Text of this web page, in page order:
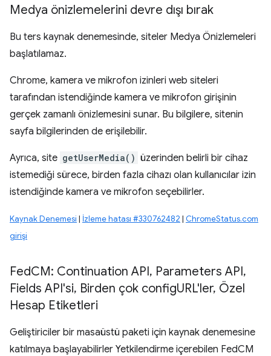
Medya önizlemelerini devre dışı bırak
Bu ters kaynak denemesinde, siteler Medya Önizlemeleri
başlatılamaz.
Chrome, kamera ve mikrofon izinleri web siteleri
tarafından istendiğinde kamera ve mikrofon girişinin
gerçek zamanlı önizlemesini sunar. Bu bilgilere, sitenin
sayfa bilgilerinden de erişilebilir.
Ayrıca, site getUserMedia() üzerinden belirli bir cihaz
istemediği sürece, birden fazla cihazı olan kullanıcılar izin
istendiğinde kamera ve mikrofon seçebilirler.
Kaynak Denemesi | İzleme hatası #330762482 | ChromeStatus.com
girişi
FedCM: Continuation API, Parameters API,
Fields API'si, Birden çok configURL'ler, Özel
Hesap Etiketleri
Geliştiriciler bir masaüstü paketi için kaynak denemesine
katılmaya başlayabilirler Yetkilendirme içerebilen FedCM